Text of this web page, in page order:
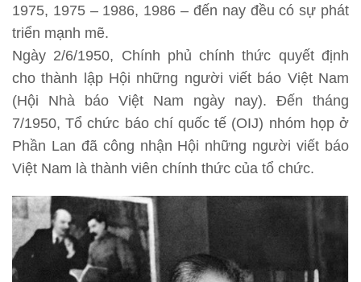
1975, 1975 – 1986, 1986 – đến nay đều có sự phát
triển mạnh mẽ.
Ngày 2/6/1950, Chính phủ chính thức quyết định
cho thành lập Hội những người viết báo Việt Nam
(Hội Nhà báo Việt Nam ngày nay). Đến tháng
7/1950, Tổ chức báo chí quốc tế (OIJ) nhóm họp ở
Phần Lan đã công nhận Hội những người viết báo
Việt Nam là thành viên chính thức của tổ chức.